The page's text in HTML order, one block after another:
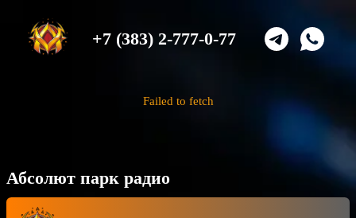
+7 (383) 2-777-0-77
Failed to fetch
Абсолют парк радио